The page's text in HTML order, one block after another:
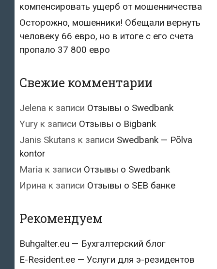
компенсировать ущерб от мошенничества
Осторожно, мошенники! Обещали вернуть
человеку 66 евро, но в итоге с его счета
пропало 37 800 евро
Свежие комментарии
Jelena к записи Отзывы о Swedbank
Yury к записи Отзывы о Bigbank
Janis Skutans к записи Swedbank — Põlva
kontor
Maria к записи Отзывы о Swedbank
Ирина к записи Отзывы о SEB банке
Рекомендуем
Buhgalter.eu — Бухгалтерский блог
E-Resident.ee — Услуги для э-резидентов